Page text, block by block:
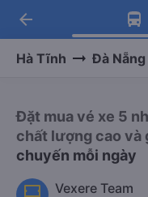
Tải
Nhận ưu
Tải
-30k/
arrow_back
Hà Tĩnh Đà Nẵng
Đặt mua vé xe 5
chất lượng cao và
chuyến mỗi ngày
Vexere Team